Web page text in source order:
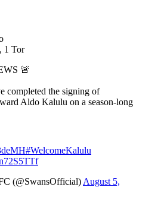
1 Tor
🚨
completed the signing of
Aldo Kalulu on a season-long
#WelcomeKalulu
(@SwansOfficial) August 5,